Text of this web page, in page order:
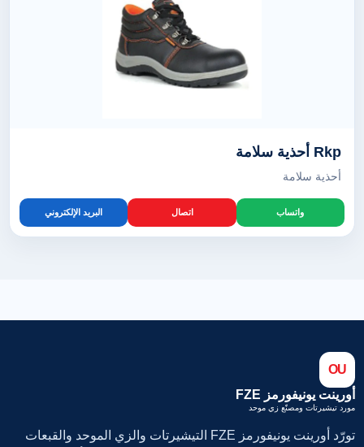
Rkp أحذية سلامة
أحذية سلامة
واتساب اتصال البريد الإلكتروني
OU
أورينت يونيفورمز FZE
مورد تيشيرتات ومصنّع زي موحد
تورّد أورينت يونيفورمز FZE التيشيرتات والزي الموحد والقبعات